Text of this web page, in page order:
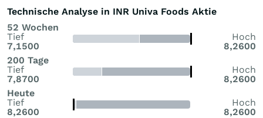
Technische Analyse in INR Univa Foods Aktie
52 Wochen
Tief
7,1500
Hoch
8,2600
200 Tage
Tief
7,8700
Hoch
8,2600
Heute
Tief
8,2600
Hoch
8,2600